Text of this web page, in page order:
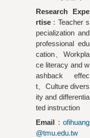
Research Expe
rtise : Teacher s
pecialization and
professional edu
cation、Workpla
ce literacy and w
ashback effec
t、Culture divers
ity and differentia
ted instruction
Email : ofihuang
@tmu.edu.tw